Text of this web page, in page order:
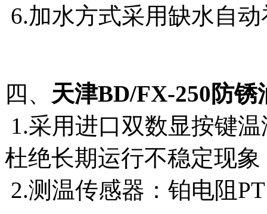
6.加水方式采用缺水自
四、 天津BD/FX-250防锈
1.采用进口双数显按键
杜绝长期运行不稳定现象
2.测温传感器：铂电阻